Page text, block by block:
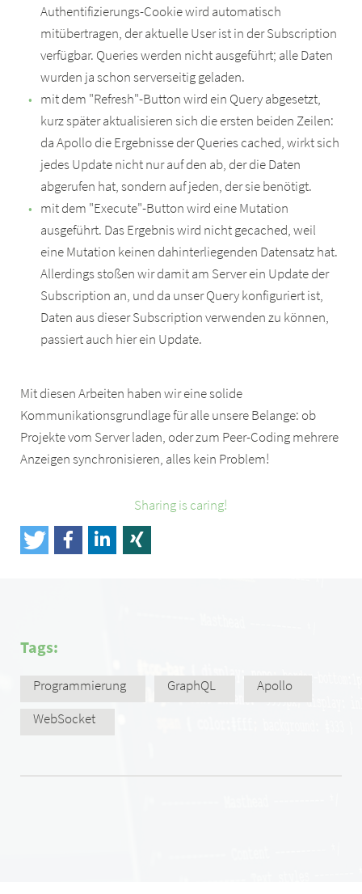
Authentifizierungs-Cookie wird automatisch
mitübertragen, der aktuelle User ist in der Subscription
verfügbar. Queries werden nicht ausgeführt; alle Daten
wurden ja schon serverseitig geladen.
mit dem "Refresh"-Button wird ein Query abgesetzt,
kurz später aktualisieren sich die ersten beiden Zeilen:
da Apollo die Ergebnisse der Queries cached, wirkt sich
jedes Update nicht nur auf den ab, der die Daten
abgerufen hat, sondern auf jeden, der sie benötigt.
mit dem "Execute"-Button wird eine Mutation
ausgeführt. Das Ergebnis wird nicht gecached, weil
eine Mutation keinen dahinterliegenden Datensatz hat.
Allerdings stoßen wir damit am Server ein Update der
Subscription an, und da unser Query konfiguriert ist,
Daten aus dieser Subscription verwenden zu können,
passiert auch hier ein Update.
Mit diesen Arbeiten haben wir eine solide
Kommunikationsgrundlage für alle unsere Belange: ob
Projekte vom Server laden, oder zum Peer-Coding mehrere
Anzeigen synchronisieren, alles kein Problem!
Sharing is caring!
Tags:
Programmierung GraphQL
Apollo
WebSocket